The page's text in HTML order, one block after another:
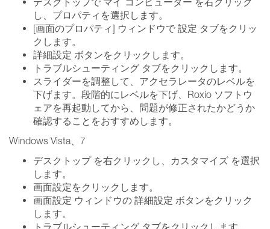
し、プロパティを選択します。
[画面のプロパティ] ウィンドウで 設定 タブをクリッ
クします。
詳細設定 ボタンをクリックします。
トラブルシューティング タブをクリックします。
スライダーを調整して、アクセラレータのレベルを
下げます。段階的にレベルを下げ、Roxio ソフトウ
ェアを再起動してから、問題が修正されたかどうか
確認することをおすすめします。
Windows Vista、7
デスクトップ を右クリックし、カスタマイズ を選択
します。
画面設定をクリックします。
画面設定 ウィンドウの 詳細設定 ボタンをクリック
します。
トラブルシューティング タブをクリックします。